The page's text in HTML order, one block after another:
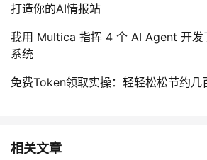
打造你的AI情报站
我用 Multica 指挥 4 个 AI Agent 开发
系统
免费Token领取实操：轻轻松松节约几
相关文章